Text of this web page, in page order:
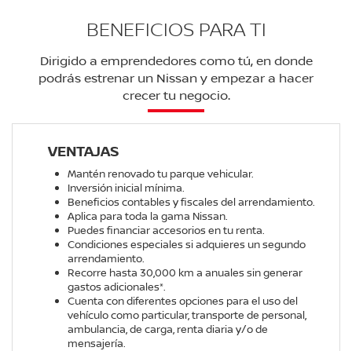
BENEFICIOS PARA TI
Dirigido a emprendedores como tú, en donde
podrás estrenar un Nissan y empezar a hacer
crecer tu negocio.
VENTAJAS
Mantén renovado tu parque vehicular.
Inversión inicial mínima.
Beneficios contables y fiscales del arrendamiento.
Aplica para toda la gama Nissan.
Puedes financiar accesorios en tu renta.
Condiciones especiales si adquieres un segundo
arrendamiento.
Recorre hasta 30,000 km a anuales sin generar
gastos adicionales*.
Cuenta con diferentes opciones para el uso del
vehículo como particular, transporte de personal,
ambulancia, de carga, renta diaria y/o de
mensajería.